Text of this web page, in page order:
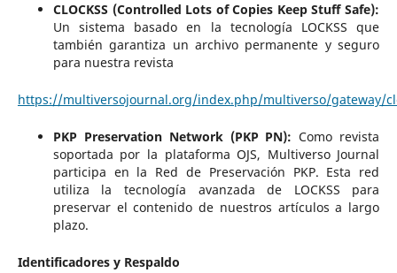
CLOCKSS (Controlled Lots of Copies Keep Stuff Safe):
Un sistema basado en la tecnología LOCKSS que
también garantiza un archivo permanente y seguro
para nuestra revista
https://multiversojournal.org/index.php/multiverso/gateway/
PKP Preservation Network (PKP PN): Como revista
soportada por la plataforma OJS, Multiverso Journal
participa en la Red de Preservación PKP. Esta red
utiliza la tecnología avanzada de LOCKSS para
preservar el contenido de nuestros artículos a largo
plazo.
Identificadores y Respaldo